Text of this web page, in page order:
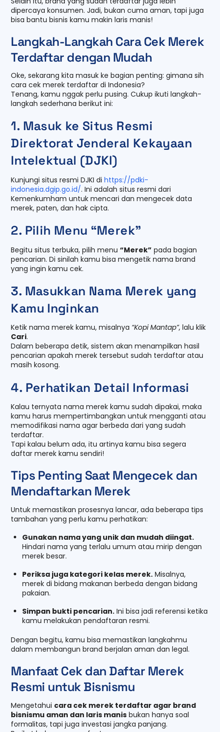
dipercaya konsumen. Jadi, bukan cuma aman, tapi juga
bisa bantu bisnis kamu makin laris manis!
Langkah-Langkah Cara Cek Merek
Terdaftar dengan Mudah
Oke, sekarang kita masuk ke bagian penting: gimana sih
cara cek merek terdaftar di Indonesia?
Tenang, kamu nggak perlu pusing. Cukup ikuti langkah-
langkah sederhana berikut ini:
1. Masuk ke Situs Resmi
Direktorat Jenderal Kekayaan
Intelektual (DJKI)
Kunjungi situs resmi DJKI dihttps://pdki-
indonesia.dgip.go.id/. Ini adalah situs resmi dari
Kemenkumham untuk mencari dan mengecek data
merek, paten, dan hak cipta.
2. Pilih Menu “Merek”
Begitu situs terbuka, pilih menu“Merek” pada bagian
pencarian. Di sinilah kamu bisa mengetik nama brand
yang ingin kamu cek.
3. Masukkan Nama Merek yang
Kamu Inginkan
Ketik nama merek kamu, misalnya “Kopi Mantap”, lalu klik
Cari.
Dalam beberapa detik, sistem akan menampilkan hasil
pencarian apakah merek tersebut sudah terdaftar atau
masih kosong.
4. Perhatikan Detail Informasi
Kalau ternyata nama merek kamu sudah dipakai, maka
kamu harus mempertimbangkan untuk mengganti atau
memodifikasi nama agar berbeda dari yang sudah
terdaftar.
Tapi kalau belum ada, itu artinya kamu bisa segera
daftar merek kamu sendiri!
Tips Penting Saat Mengecek dan
Mendaftarkan Merek
Untuk memastikan prosesnya lancar, ada beberapa tips
tambahan yang perlu kamu perhatikan:
Gunakan nama yang unik dan mudah diingat.
Hindari nama yang terlalu umum atau mirip dengan
merek besar.
Periksa juga kategori kelas merek.Misalnya,
merek di bidang makanan berbeda dengan bidang
pakaian.
Simpan bukti pencarian.Ini bisa jadi referensi ketika
kamu melakukan pendaftaran resmi.
Dengan begitu, kamu bisa memastikan langkahmu
dalam membangun brand berjalan aman dan legal.
Manfaat Cek dan Daftar Merek
Resmi untuk Bisnismu
Mengetahui cara cek merek terdaftar agar brand
bisnismu aman dan laris manis bukan hanya soal
formalitas, tapi juga investasi jangka panjang.